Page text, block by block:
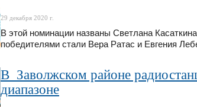
29 декабря 2020 г.
В этой номинации названы Светлана
победителями стали Вера Ратас и Евгения
В Заволжском районе
диапазоне